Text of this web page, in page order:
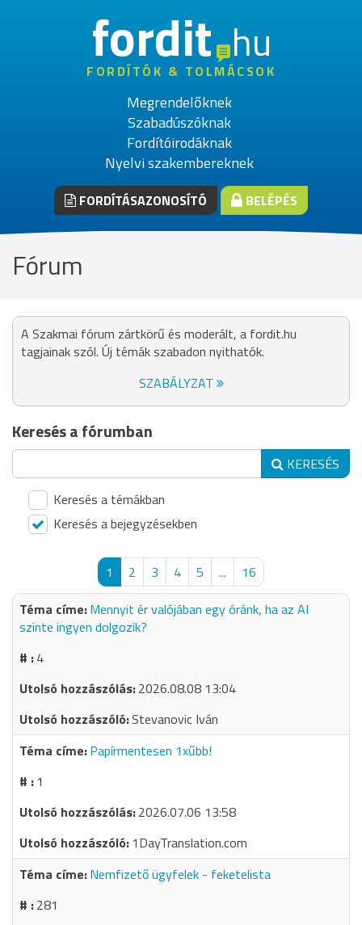
fordithu
FORDÍTÓK & TOLMÁCSOK
Megrendelőknek
Szabadúszóknak
Fordítóirodáknak
Nyelvi szakembereknek
FORDÍTÁSAZONOSÍTÓ BELÉPÉS
Fórum
A Szakmai fórum zártkörű és moderált, a fordit.hu
tagjainak szól. Új témák szabadon nyithatók.
SZABÁLYZAT
Keresés a fórumban
KERESÉS
Keresés a témákban
Keresés a bejegyzésekben
1 2 3 4 5 ...
16
Mennyit ér valójában egy óránk, ha az AI
szinte ingyen dolgozik?
4
2026.08.08 13:04
Stevanovic Iván
Papírmentesen 1xűbb!
1
2026.07.06 13:58
1DayTranslation.com
Nemfizető ügyfelek - feketelista
281